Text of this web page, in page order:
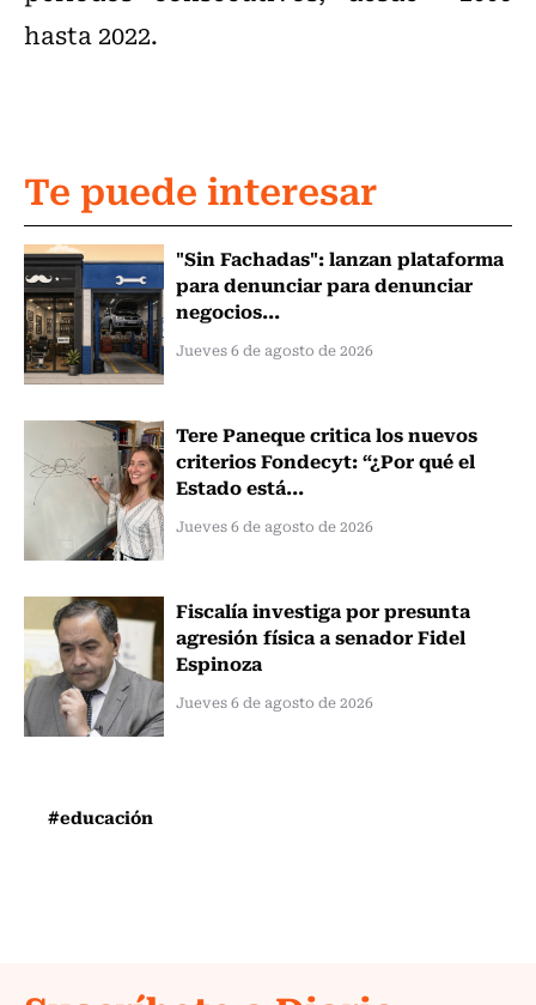
hasta 2022.
Te puede interesar
"Sin Fachadas": lanzan plataforma
para denunciar para denunciar
negocios...
Jueves 6 de agosto de 2026
Tere Paneque critica los nuevos
criterios Fondecyt: “¿Por qué el
Estado está...
Jueves 6 de agosto de 2026
Fiscalía investiga por presunta
agresión física a senador Fidel
Espinoza
Jueves 6 de agosto de 2026
#educación